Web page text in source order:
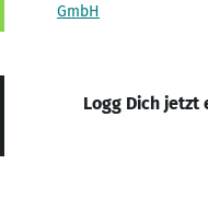
GmbH
Logg Dich jetzt